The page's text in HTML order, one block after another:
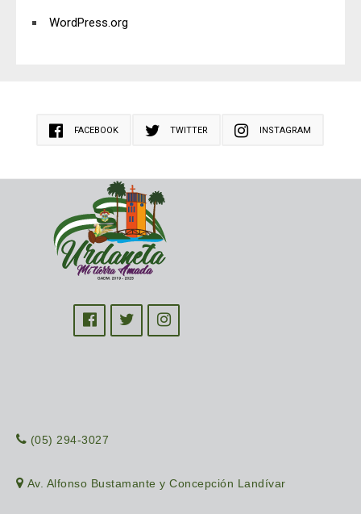
WordPress.org
FACEBOOK TWITTER INSTAGRAM
(05) 294-3027
Av. Alfonso Bustamante y Concepción Landívar